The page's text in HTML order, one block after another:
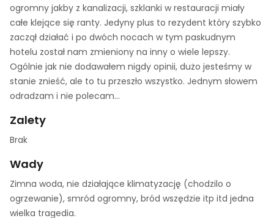
ogromny jakby z kanalizacji, szklanki w restauracji miały
całe klejące się ranty. Jedyny plus to rezydent który szybko
zaczął działać i po dwóch nocach w tym paskudnym
hotelu został nam zmieniony na inny o wiele lepszy.
Ogólnie jak nie dodawałem nigdy opinii, dużo jesteśmy w
stanie znieść, ale to tu przeszło wszystko. Jednym słowem
odradzam i nie polecam...
Zalety
Brak
Wady
Zimna woda, nie działające klimatyzację (chodzilo o
ogrzewanie), smród ogromny, bród wszędzie itp itd jedna
wielka tragedia.